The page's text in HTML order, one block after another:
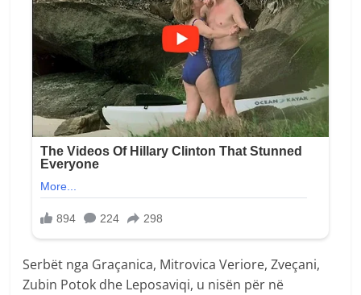
Serbët nga Graçanica, Mitrovica Veriore, Zveçani,
Zubin Potok dhe Leposaviqi, u nisën për në